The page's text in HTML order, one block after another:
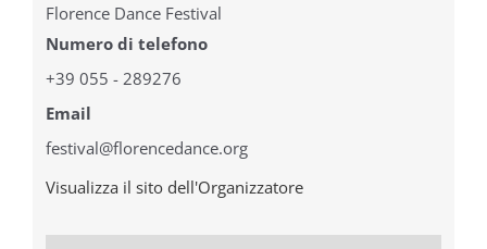
Florence Dance Festival
Numero di telefono
+39 055 - 289276
Email
festival@florencedance.org
Visualizza il sito dell'Organizzatore